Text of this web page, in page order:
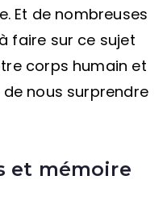
Et de nombreuses
faire sur ce sujet
corps humain et
nous surprendre
et mémoire